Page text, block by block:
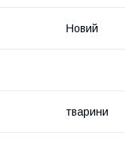
Новий
тварини